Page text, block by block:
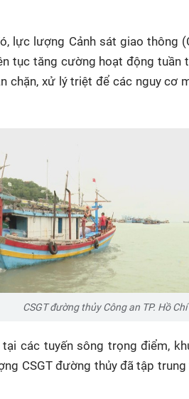
Các chương trình
khác
lực lượng Cảnh sát giao thông
tục tăng cường hoạt động
chặn, xử lý triệt để các nguy cơ
CSGT đường thủy Công an TP. Hồ
các tuyến sông trọng điểm,
CSGT đường thủy đã tập